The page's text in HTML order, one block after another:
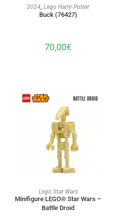
AJOUTER AU PANIER
2024, Lego Harry Potter
Buck (76427)
70,00€
Lego Star Wars
Minifigure LEGO® Star Wars –
Battle Droid